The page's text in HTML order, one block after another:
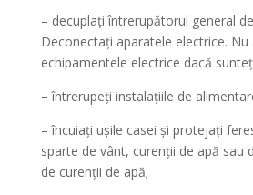
– decuplaţi întrerupătorul general
Deconectaţi aparatele electrice. Nu
echipamentele electrice dacă
– întrerupeţi instalaţiile de
– încuiaţi uşile casei şi protejaţi
sparte de vânt, curenţii de apă sau
de curenţii de apă;